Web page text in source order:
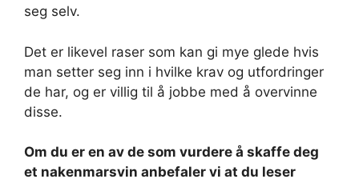
seg selv.
Det er likevel raser som kan gi mye glede hvis
man setter seg inn i hvilke krav og utfordringer
de har, og er villig til å jobbe med å overvinne
disse.
Om du er en av de som vurdere å skaffe deg
et nakenmarsvin anbefaler vi at du leser